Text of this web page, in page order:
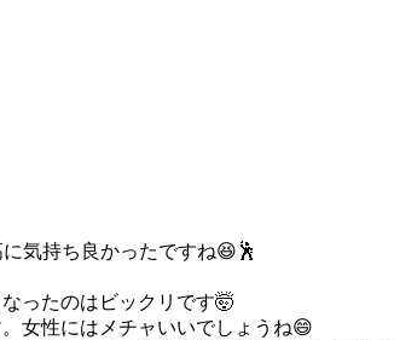
気持ち良かったですね😆🕺
ったのはビックリです🤯
女性にはメチャいいでしょうね😄